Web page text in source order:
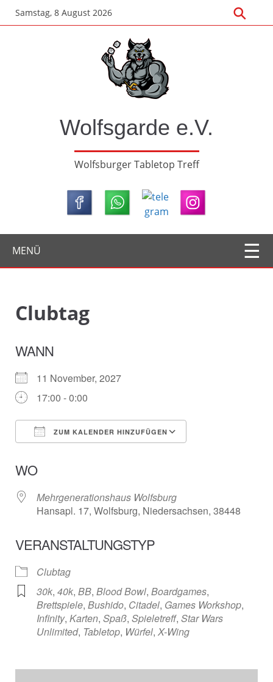
Zum
Hauptinhalt
Samstag, 8 August 2026
Wolfsgarde e.V.
Wolfsburger Tabletop Treff
MENÜ
Clubtag
WANN
11 November, 2027
17:00 - 0:00
ZUM KALENDER HINZUFÜGEN
WO
Mehrgenerationshaus Wolfsburg
Hansapl. 17, Wolfsburg, Niedersachsen, 38448
VERANSTALTUNGSTYP
Clubtag
30k, 40k, BB, Blood Bowl, Boardgames,
Brettspiele, Bushido, Citadel, Games Workshop,
Infinity, Karten, Spaß, Spieletreff, Star Wars
Unlimited, Tabletop, Würfel, X-Wing